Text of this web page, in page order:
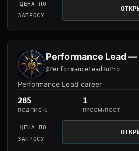
ЦЕНА ПО
ЗАПРОСУ
Performance Lead —
@PerformanceLeadRuPro
Performance Lead career
285
ПОДПИСЧ.
1
ПРОСМ/ПОСТ
ЦЕНА ПО
ЗАПРОСУ